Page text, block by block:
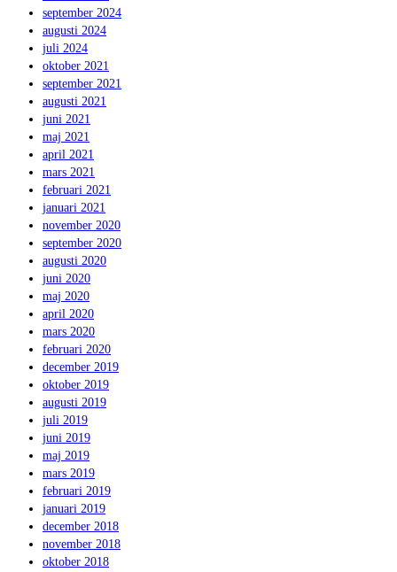
september 2024
augusti 2024
juli 2024
oktober 2021
september 2021
augusti 2021
juni 2021
maj 2021
april 2021
mars 2021
februari 2021
januari 2021
november 2020
september 2020
augusti 2020
juni 2020
maj 2020
april 2020
mars 2020
februari 2020
december 2019
oktober 2019
augusti 2019
juli 2019
juni 2019
maj 2019
mars 2019
februari 2019
januari 2019
december 2018
november 2018
oktober 2018